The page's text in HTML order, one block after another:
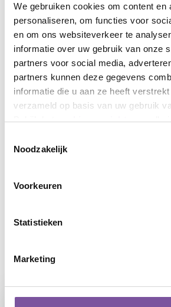
We gebruiken cookies om content en
personaliseren, om functies voor
en om ons websiteverkeer te
informatie over uw gebruik van onze
partners voor social media,
partners kunnen deze gegevens
informatie die u aan ze heeft
verzameld op basis van uw gebruik
Bekijk hetcookieoverzichtvoor alle
Noodzakelijk
Voorkeuren
Statistieken
Marketing
Coördinatoren
Acquisitie naar
Delen: